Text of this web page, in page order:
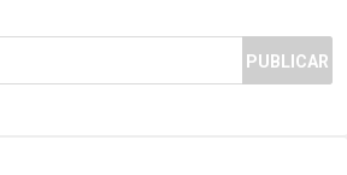
PUBLICAR